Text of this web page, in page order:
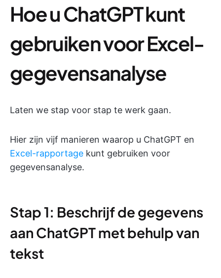
Hoe u ChatGPT kunt
gebruiken voor Excel-
gegevensanalyse
Laten we stap voor stap te werk gaan.
Hier zijn vijf manieren waarop u ChatGPT en
Excel-rapportage kunt gebruiken voor
gegevensanalyse.
Stap 1: Beschrijf de gegevens
aan ChatGPT met behulp van
tekst